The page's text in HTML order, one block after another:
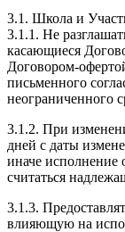
3.1. Школа и
3.1.1. Не
касающиеся
Договором-
письменного
неограниченного
3.1.2. При
дней с даты
иначе исполнение
считаться
3.1.3.
влияющую на